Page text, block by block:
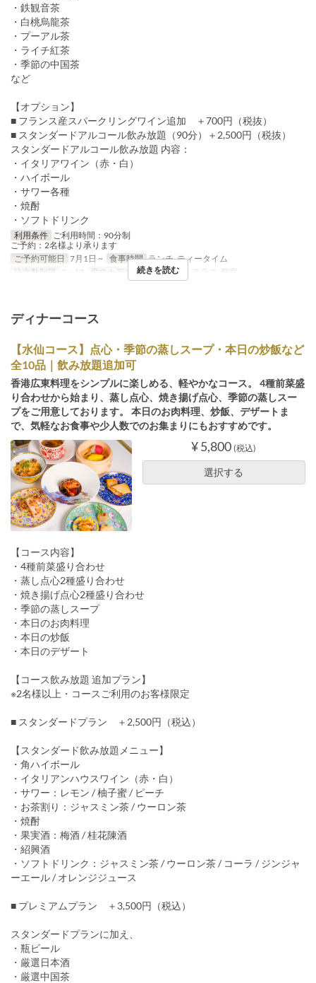
・鉄観音茶
・白桃烏龍茶
・プーアル茶
・ライチ紅茶
・季節の中国茶
など
【オプション】
■ フランス産スパークリングワイン追加 ＋700円（税抜）
■ スタンダードアルコール飲み放題（90分）＋2,500円（税抜）
スタンダードアルコール飲み放題 内容：
・イタリアワイン（赤・白）
・ハイボール
・サワー各種
・焼酎
・ソフトドリンク
利用条件
ご利用時間：90分制
ご予約：2名様より承ります
ご予約可能日 7月1日 ~ 食事時間 ランチ, ティータイム
注文数制限
2 ~ 10 席のカテゴリ テーブル席, テラス, 個室
続きを読む
ディナーコース
【水仙コース】点心・季節の蒸しスープ・本日の炒飯など
全10品｜飲み放題追加可
香港広東料理をシンプルに楽しめる、軽やかなコース。 4種前菜盛
り合わせから始まり、蒸し点心、焼き揚げ点心、季節の蒸しスー
プをご用意しております。 本日のお肉料理、炒飯、デザートま
で、気軽なお食事や少人数でのお集まりにもおすすめです。
¥ 5,800 (税込)
選択する
【コース内容】
・4種前菜盛り合わせ
・蒸し点心2種盛り合わせ
・焼き揚げ点心2種盛り合わせ
・季節の蒸しスープ
・本日のお肉料理
・本日の炒飯
・本日のデザート
【コース飲み放題 追加プラン】
※2名様以上・コースご利用のお客様限定
■ スタンダードプラン ＋2,500円（税込）
【スタンダード飲み放題メニュー】
・角ハイボール
・イタリアンハウスワイン（赤・白）
・サワー：レモン / 柚子蜜 / ピーチ
・お茶割り：ジャスミン茶 / ウーロン茶
・焼酎
・果実酒：梅酒 / 桂花陳酒
・紹興酒
・ソフトドリンク：ジャスミン茶 / ウーロン茶 / コーラ / ジンジャ
ーエール / オレンジジュース
■ プレミアムプラン ＋3,500円（税込）
スタンダードプランに加え、
・瓶ビール
・厳選日本酒
・厳選中国茶